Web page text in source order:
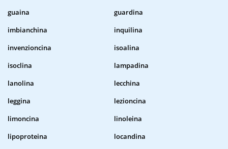
guaina
guardina
imbianchina
inquilina
invenzioncina
isoalina
isoclina
lampadina
lanolina
lecchina
leggina
lezioncina
limoncina
linoleina
lipoproteina
locandina